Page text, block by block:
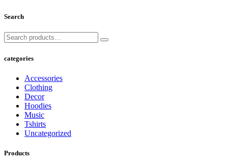
Search
categories
Accessories
Clothing
Decor
Hoodies
Music
Tshirts
Uncategorized
Products